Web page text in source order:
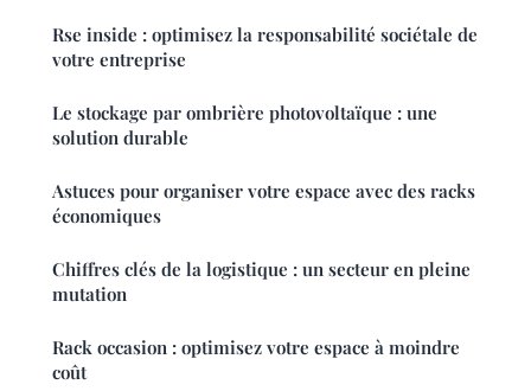
Rse inside : optimisez la responsabilité sociétale de
votre entreprise
Le stockage par ombrière photovoltaïque : une
solution durable
Astuces pour organiser votre espace avec des racks
économiques
Chiffres clés de la logistique : un secteur en pleine
mutation
Rack occasion : optimisez votre espace à moindre
coût